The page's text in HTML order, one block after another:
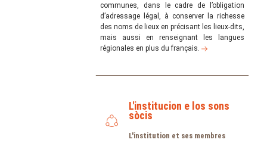
communes, dans le cadre de l’obligation
d’adressage légal, à conserver la richesse
des noms de lieux en précisant les lieux-dits,
mais aussi en renseignant les langues
régionales en plus du français.
L'institucion e los sons
sòcis
L'institution et ses membres